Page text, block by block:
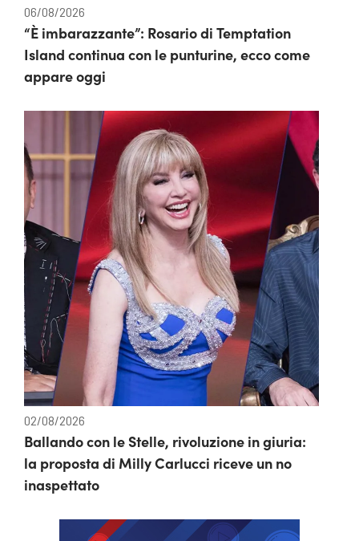
06/08/2026
“È imbarazzante”: Rosario di Temptation
Island continua con le punturine, ecco come
appare oggi
02/08/2026
Ballando con le Stelle, rivoluzione in giuria:
la proposta di Milly Carlucci riceve un no
inaspettato